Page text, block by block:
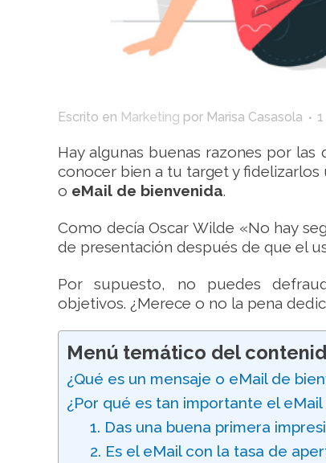
Escrito en Marketing por Marisa Casasola
Hay algunas buenas razones por
conocer bien a tu target y fidelizarlos
o eMail de bienvenida.
Como decía Oscar Wilde «No hay
de presentación después de que el
Por supuesto, no puedes
objetivos. ¿Merece o no la pena
Menú temático del
¿Qué es un mensaje o eMail de
¿Por qué es tan importante el
1. Das una buena primera
2. Es el eMail con la tasa de